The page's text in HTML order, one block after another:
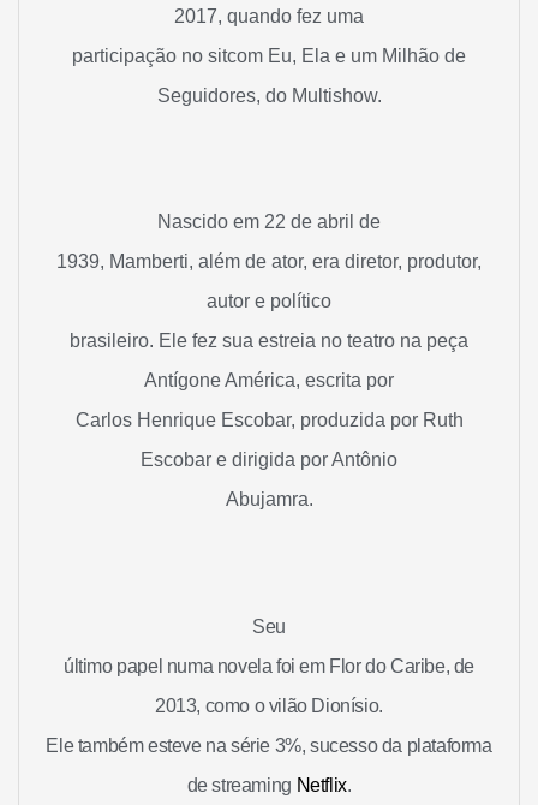
2017, quando fez uma
participação no sitcom Eu, Ela e um Milhão de
Seguidores, do Multishow.
Nascido em 22 de abril de
1939, Mamberti, além de ator, era diretor, produtor,
autor e político
brasileiro. Ele fez sua estreia no teatro na peça
Antígone América, escrita por
Carlos Henrique Escobar, produzida por Ruth
Escobar e dirigida por Antônio
Abujamra.
Seu
último papel numa novela foi em Flor do Caribe, de
2013, como o vilão Dionísio.
Ele também esteve na série 3%, sucesso da plataforma
de streaming Netflix.